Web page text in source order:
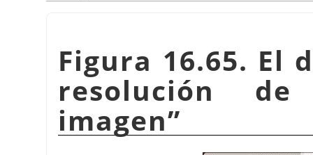
Figura 16.65. El
resolución
imagen”